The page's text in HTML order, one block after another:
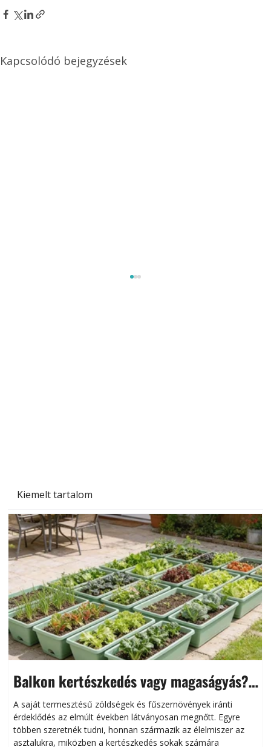
Kiemelt tartalom
Balkon kertészkedés vagy magaságyás?
Helytakarékos kertészkedés
A saját termesztésű zöldségek és fűszernövények iránti
érdeklődés az elmúlt években látványosan megnőtt. Egyre
többen szeretnék tudni, honnan származik az élelmiszer az
asztalukra, miközben a kertészkedés sokak számára
Kapcsolódó bejegyzések